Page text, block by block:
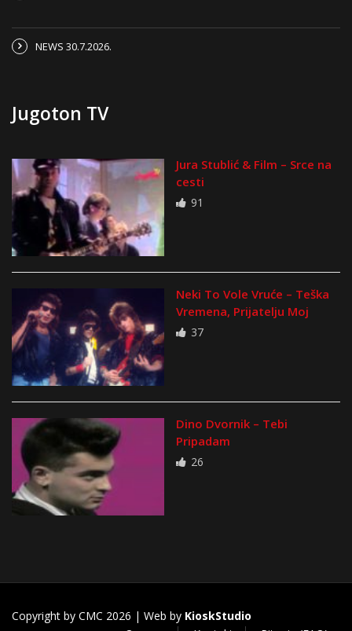
NEWS 30.7.2026.
Jugoton TV
Jura Stublić & Film – Srce na
cesti
91
Neki To Vole Vruće – Teška
Vremena, Prijatelju Moj
37
Dino Dvornik – Tebi
Pripadam
26
Copyright by CMC 2026 | Web by KioskStudio